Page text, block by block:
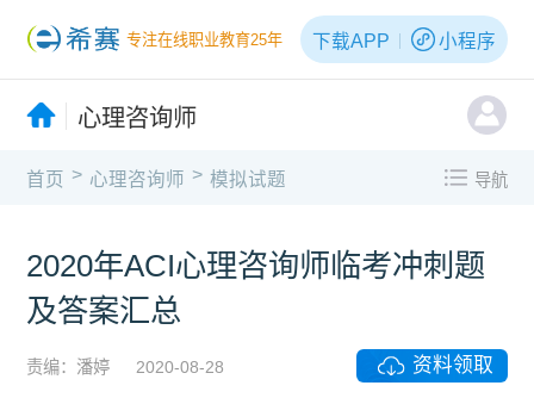
专注在线职业教育25年 下载APP 小程序
心理咨询师
首页 > 心理咨询师 > 模拟试题 导航
2020年ACI心理咨询师临考冲刺题
及答案汇总
责编：潘婷 2020-08-28 资料领取